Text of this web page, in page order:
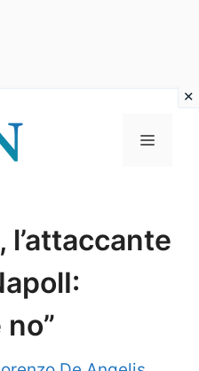
Menu
l’attaccante